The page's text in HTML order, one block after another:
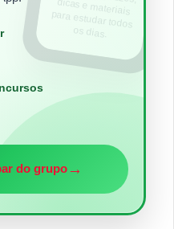
do grupo→
os dias.